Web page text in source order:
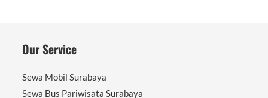
Our Service
Sewa Mobil Surabaya
Sewa Bus Pariwisata Surabaya